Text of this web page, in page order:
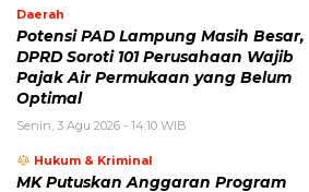
Daerah
Potensi PAD Lampung Masih Besar,
DPRD Soroti 101 Perusahaan Wajib
Pajak Air Permukaan yang Belum
Optimal
Senin, 3 Agu 2026 - 14:10 WIB
Hukum & Kriminal
MK Putuskan Anggaran Program